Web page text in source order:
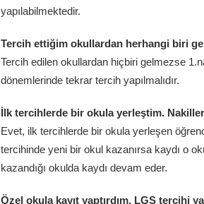
yapılabilmektedir.
Tercih ettiğim okullardan herhangi biri
Tercih edilen okullardan hiçbiri gelmezse
dönemlerinde tekrar tercih yapılmalıdır.
İlk tercihlerde bir okula yerleştim.
Evet, ilk tercihlerde bir okula yerleşen
tercihinde yeni bir okul kazanırsa kaydı o
kazandığı okulda kaydı devam eder.
Özel okula kayıt yaptırdım. LGS tercihi